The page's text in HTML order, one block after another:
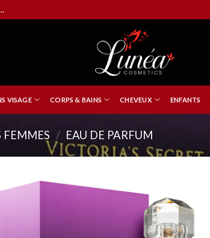
VISAGE CORPS & BAINS CHEVEUX ENFANTS
FEMMES / EAU DE PARFUM